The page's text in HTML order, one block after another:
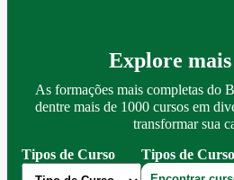
Explore mais
As formações mais completas do
dentre mais de 1000 cursos em
transformar sua
Tipos de Curso
Tipos de Curso